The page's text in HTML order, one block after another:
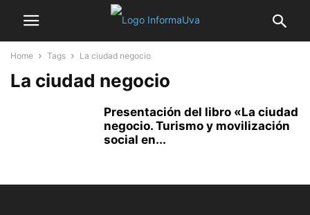
Home Tags La ciudad negocio
La ciudad negocio
Presentación del libro «La ciudad
negocio. Turismo y movilización
social en...